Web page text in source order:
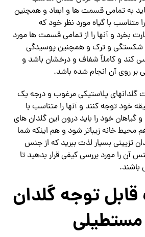
به تمامی قسمت ها و ابعاد و همچنین
متناسب با گیاه مورد نظر خود که
بخرد و آنها را از تمامی قسمت ها مورد
شکستگی و ترک و همچنین پوسیدگی
کند و کاملاً شفاف و درخشان باشد و
بر روی آن انجام شده باشد.
گلدانهای پلاستیکی مرغوب و درجه یک
خود توجه کنند و آنها را متناسب با
گیاهان خود را باید درون این گلدان های
محیط خانه زیباتر شود و هم اینکه شما
تزیینی بسیار لذت ببرید که از جنس
آن را مورد بررسی کیفی قرار بدهید تا
باشند.
توجه گلدان
مستطیلی